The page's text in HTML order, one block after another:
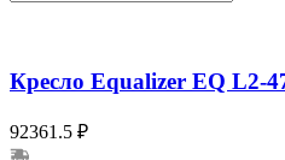
Кресло Equalizer EQ
92361.5 ₽